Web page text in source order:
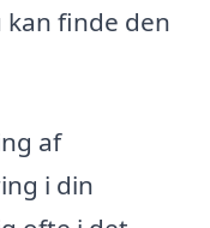
finde den
af
i din